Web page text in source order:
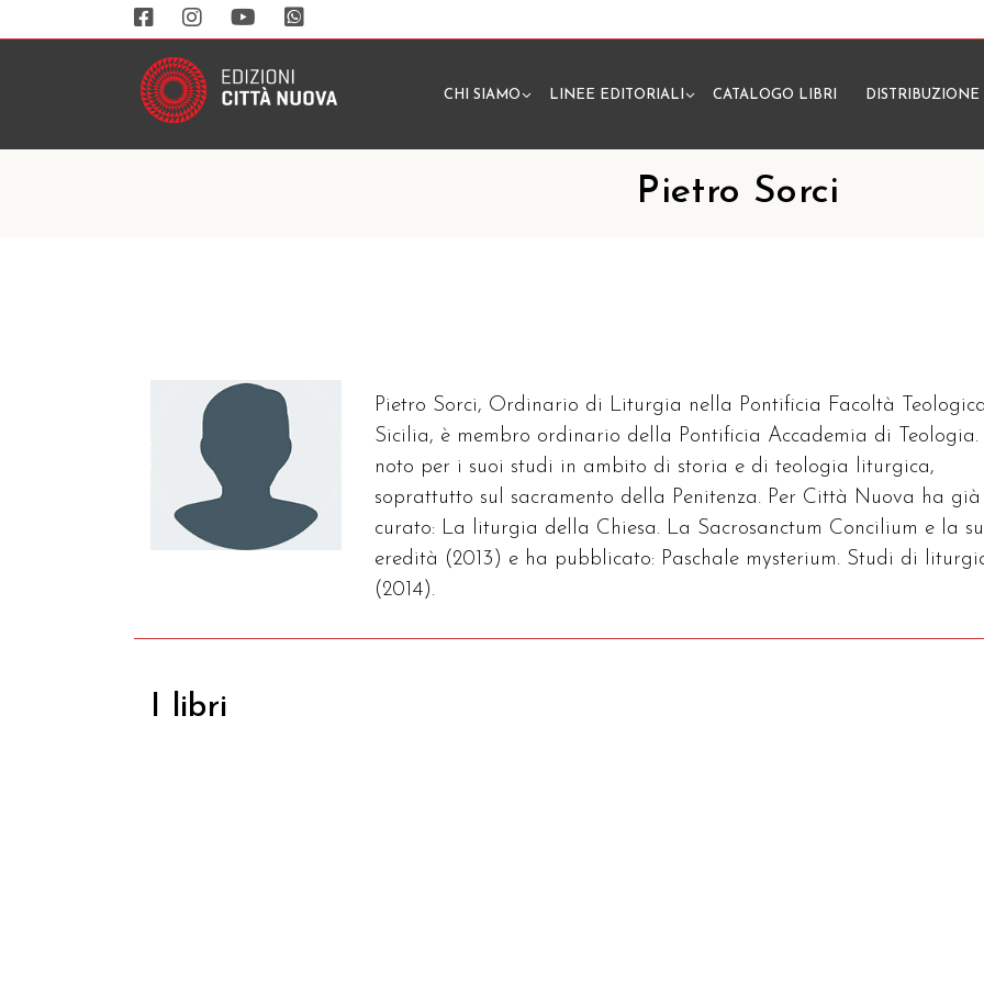
CHI SIAMO LINEE EDITORIALI CATALOGO LIBRI DISTRIBUZIONE
Pietro Sorci
Pietro Sorci, Ordinario di Liturgia nella Pontificia Facoltà
Sicilia, è membro ordinario della Pontificia Accademia di Teologia.
noto per i suoi studi in ambito di storia e di teologia liturgica,
soprattutto sul sacramento della Penitenza. Per Città Nuova ha già
curato: La liturgia della Chiesa. La Sacrosanctum Concilium e la
eredità (2013) e ha pubblicato: Paschale mysterium. Studi di
(2014).
I libri